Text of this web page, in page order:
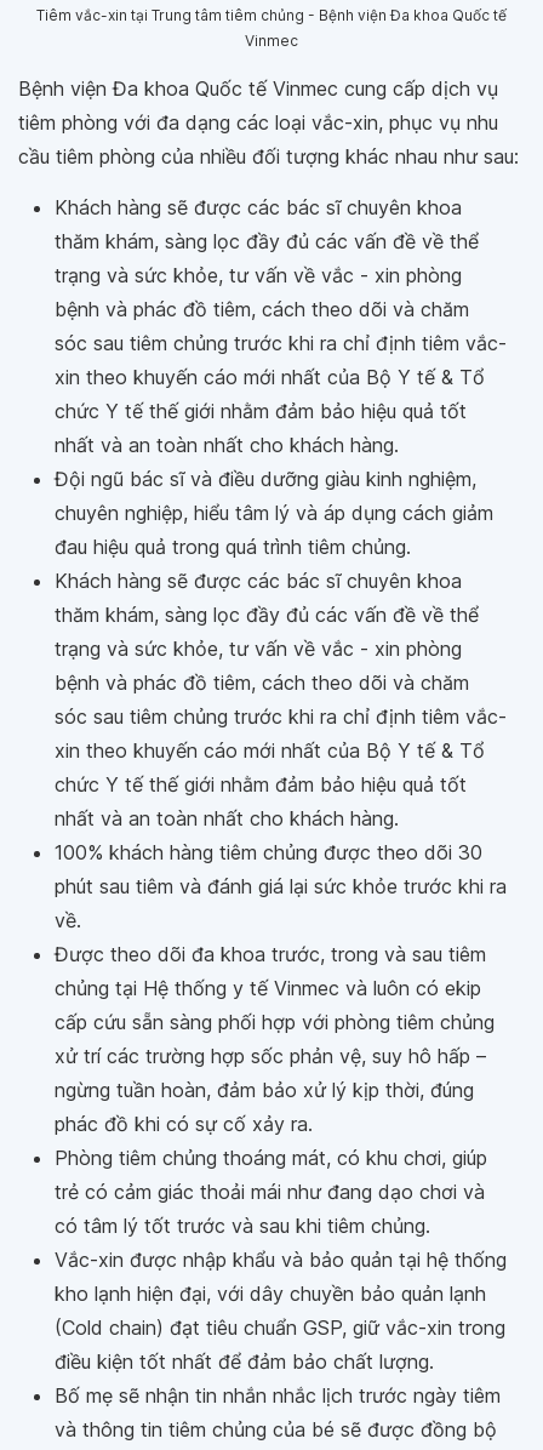
Tiêm vắc-xin tại Trung tâm tiêm chủng - Bệnh viện Đa khoa Quốc tế
Vinmec
Bệnh viện Đa khoa Quốc tế Vinmec cung cấp dịch vụ
tiêm phòng với đa dạng các loại vắc-xin, phục vụ nhu
cầu tiêm phòng của nhiều đối tượng khác nhau như sau:
Khách hàng sẽ được các bác sĩ chuyên khoa
thăm khám, sàng lọc đầy đủ các vấn đề về thể
trạng và sức khỏe, tư vấn về vắc - xin phòng
bệnh và phác đồ tiêm, cách theo dõi và chăm
sóc sau tiêm chủng trước khi ra chỉ định tiêm vắc-
xin theo khuyến cáo mới nhất của Bộ Y tế & Tổ
chức Y tế thế giới nhằm đảm bảo hiệu quả tốt
nhất và an toàn nhất cho khách hàng.
Đội ngũ bác sĩ và điều dưỡng giàu kinh nghiệm,
chuyên nghiệp, hiểu tâm lý và áp dụng cách giảm
đau hiệu quả trong quá trình tiêm chủng.
Khách hàng sẽ được các bác sĩ chuyên khoa
thăm khám, sàng lọc đầy đủ các vấn đề về thể
trạng và sức khỏe, tư vấn về vắc - xin phòng
bệnh và phác đồ tiêm, cách theo dõi và chăm
sóc sau tiêm chủng trước khi ra chỉ định tiêm vắc-
xin theo khuyến cáo mới nhất của Bộ Y tế & Tổ
chức Y tế thế giới nhằm đảm bảo hiệu quả tốt
nhất và an toàn nhất cho khách hàng.
100% khách hàng tiêm chủng được theo dõi 30
phút sau tiêm và đánh giá lại sức khỏe trước khi ra
về.
Được theo dõi đa khoa trước, trong và sau tiêm
chủng tại Hệ thống y tế Vinmec và luôn có ekip
cấp cứu sẵn sàng phối hợp với phòng tiêm chủng
xử trí các trường hợp sốc phản vệ, suy hô hấp –
ngừng tuần hoàn, đảm bảo xử lý kịp thời, đúng
phác đồ khi có sự cố xảy ra.
Phòng tiêm chủng thoáng mát, có khu chơi, giúp
trẻ có cảm giác thoải mái như đang dạo chơi và
có tâm lý tốt trước và sau khi tiêm chủng.
Vắc-xin được nhập khẩu và bảo quản tại hệ thống
kho lạnh hiện đại, với dây chuyền bảo quản lạnh
(Cold chain) đạt tiêu chuẩn GSP, giữ vắc-xin trong
điều kiện tốt nhất để đảm bảo chất lượng.
Bố mẹ sẽ nhận tin nhắn nhắc lịch trước ngày tiêm
và thông tin tiêm chủng của bé sẽ được đồng bộ